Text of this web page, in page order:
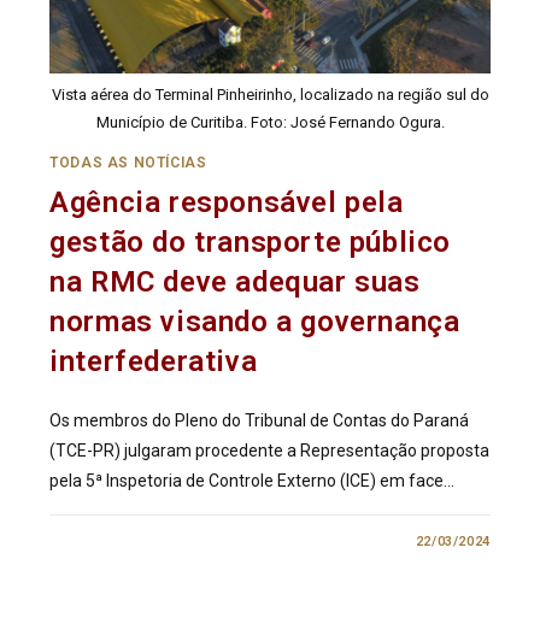
Vista aérea do Terminal Pinheirinho, localizado na região sul do
Município de Curitiba. Foto: José Fernando Ogura.
TODAS AS NOTÍCIAS
Agência responsável pela
gestão do transporte público
na RMC deve adequar suas
normas visando a governança
interfederativa
Os membros do Pleno do Tribunal de Contas do Paraná
(TCE-PR) julgaram procedente a Representação proposta
pela 5ª Inspetoria de Controle Externo (ICE) em face…
22/03/2024